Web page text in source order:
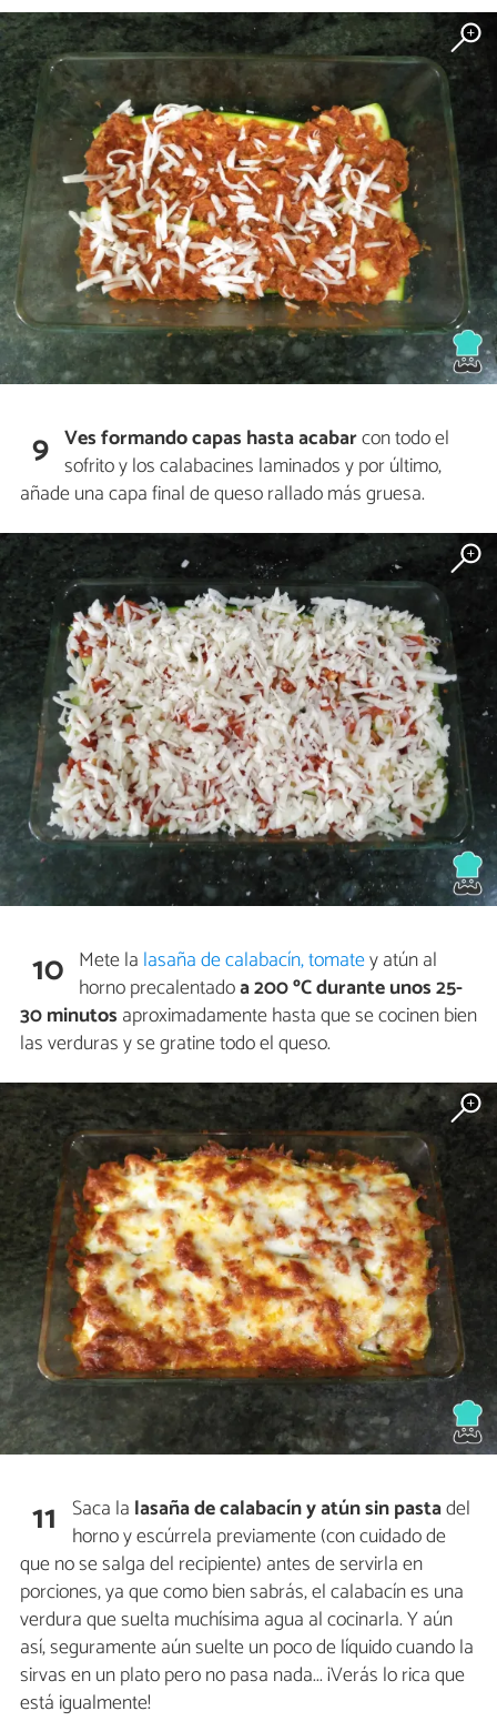
9 Ves formando capas hasta acabarcon todo el
sofrito y los calabacines laminados y por último,
añade una capa final de queso rallado más gruesa.
10 Mete la lasaña de calabacín, tomatey atún al
horno precalentadoa 200 ºC durante unos 25-
30 minutos aproximadamente hasta que se cocinen bien
las verduras y se gratine todo el queso.
11 Saca la lasaña de calabacín y atún sin pastadel
horno y escúrrela previamente (con cuidado de
que no se salga del recipiente) antes de servirla en
porciones, ya que como bien sabrás, el calabacín es una
verdura que suelta muchísima agua al cocinarla. Y aún
así, seguramente aún suelte un poco de líquido cuando la
sirvas en un plato pero no pasa nada... ¡Verás lo rica que
está igualmente!